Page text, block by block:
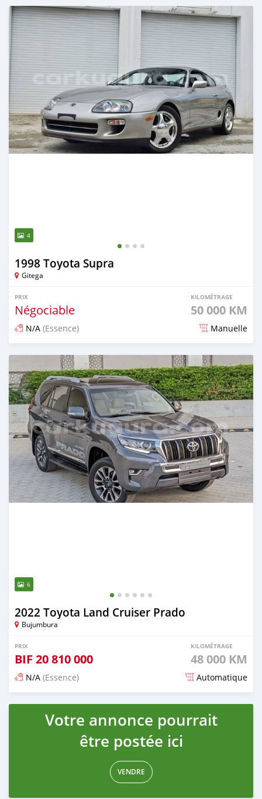
Publié il y a environ un mois
4
1998 Toyota Supra
Gitega
PRIX
Négociable
KILOMÉTRAGE
50 000 KM
N/A (Essence) Manuelle
Publié il y a environ 2 mois
6
2022 Toyota Land Cruiser Prado
Bujumbura
PRIX
BIF 20 810 000
KILOMÉTRAGE
48 000 KM
N/A (Essence) Automatique
Publié il y a 3 mois
Votre annonce pourrait
être postée ici
VENDRE